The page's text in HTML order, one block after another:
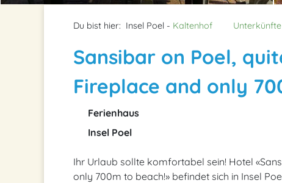
Du bist hier: Insel Poel - Kaltenhof Unterkünfte
Sansibar on Poel,
Fireplace and only
Ferienhaus
Insel Poel
Ihr Urlaub sollte komfortabel sein! Hotel
only 700m to beach!» befindet sich in Insel